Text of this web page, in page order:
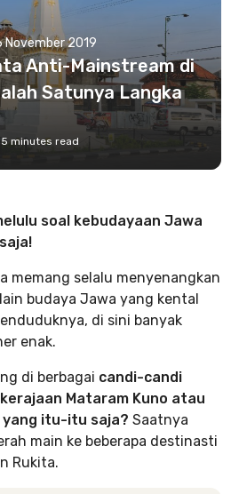
November 2019
Anti-Mainstream di
Satunya Langka
5 minutes read
soal kebudayaan Jawa
memang selalu menyenangkan
budaya Jawa yang kental
di sini banyak
enak.
di berbagai candi-candi
Mataram Kuno atau
itu-itu saja? Saatnya
main ke beberapa destinasti
Rukita.